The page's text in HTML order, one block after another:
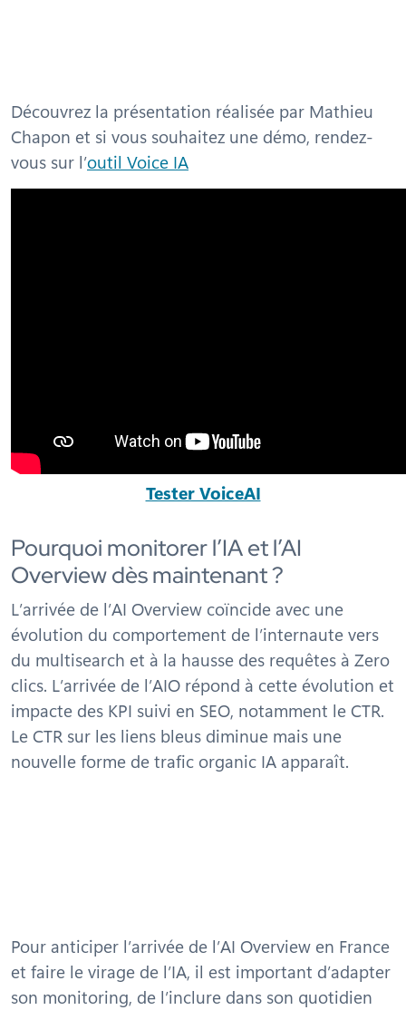
Découvrez la présentation réalisée par Mathieu
Chapon et si vous souhaitez une démo, rendez-
vous sur l’outil Voice IA
Tester VoiceAI
Pourquoi monitorer l’IA et l’AI
Overview dès maintenant ?
L’arrivée de l’AI Overview coïncide avec une
évolution du comportement de l’internaute vers
du multisearch et à la hausse des requêtes à Zero
clics. L’arrivée de l’AIO répond à cette évolution et
impacte des KPI suivi en SEO, notamment le CTR.
Le CTR sur les liens bleus diminue mais une
nouvelle forme de trafic organic IA apparaît.
Pour anticiper l’arrivée de l’AI Overview en France
et faire le virage de l’IA, il est important d’adapter
son monitoring, de l’inclure dans son quotidien